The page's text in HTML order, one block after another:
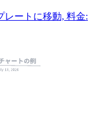
レートに移動, 料金: